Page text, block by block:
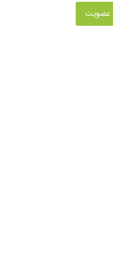
عضویت